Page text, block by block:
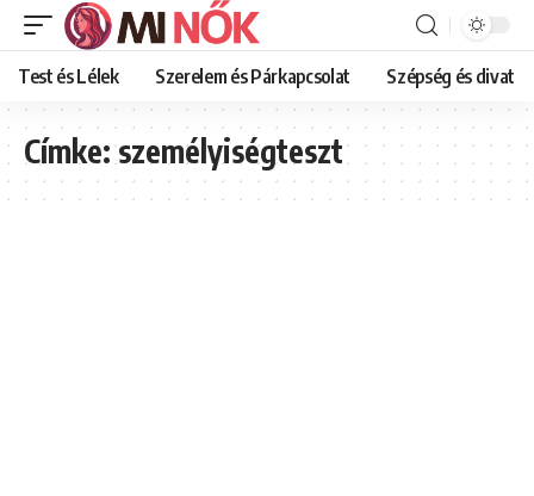
Test és Lélek Szerelem és Párkapcsolat Szépség és divat
Címke:személyiségteszt